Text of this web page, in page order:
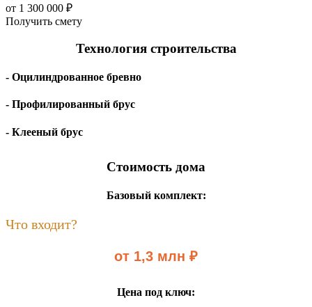
от 1 300 000 ₽
Получить смету
Технология строительства
- Оцилиндрованное бревно
- Профилированный брус
- Клееный брус
Стоимость дома
Базовый комплект:
Что входит?
от 1,3 млн ₽
Цена под ключ: